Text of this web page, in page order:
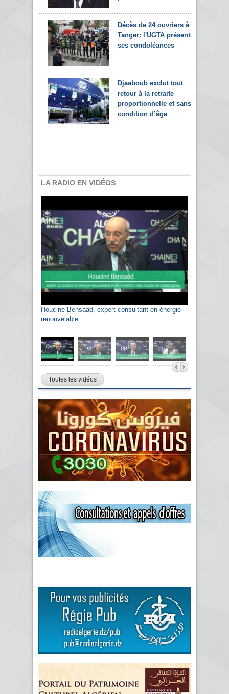
Décès de 24 ouvriers à
Tanger: l'UGTA présente
ses condoléances
Djaaboub exclut tout
retour à la retraite
proportionnelle et sans
condition d’âge
LA RADIO EN VIDÉOS
Houcine Bensaâd, expert consultant en énergie
renouvelable
Toutes les vidéos